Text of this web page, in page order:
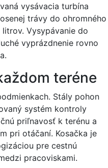
vysávacia turbína
trávy do ohromného
Vysypávanie do
vyprázdnenie rovno
teréne
Stály pohon
systém kontroly
priľnavosť k terénu a
pri otáčaní. Kosačka je
pre cestnú
pracoviskami.